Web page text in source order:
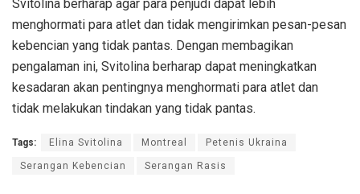
Svitolina berharap agar para penjudi dapat lebih
menghormati para atlet dan tidak mengirimkan pesan-pesan
kebencian yang tidak pantas. Dengan membagikan
pengalaman ini, Svitolina berharap dapat meningkatkan
kesadaran akan pentingnya menghormati para atlet dan
tidak melakukan tindakan yang tidak pantas.
Tags: Elina Svitolina Montreal Petenis Ukraina
Serangan Kebencian Serangan Rasis